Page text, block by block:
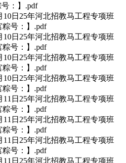
号：】.pdf
10日25年河北招教马工程专项班
粽号：】.pdf
10日25年河北招教马工程专项班
粽号：】.pdf
10日25年河北招教马工程专项班
粽号：】.pdf
10日25年河北招教马工程专项班
粽号：】.pdf
11日25年河北招教马工程专项班
粽号：】.pdf
11日25年河北招教马工程专项班
粽号：】.pdf
11日25年河北招教马工程专项班
粽号：】.pdf
11日25年河北招教马工程专项班